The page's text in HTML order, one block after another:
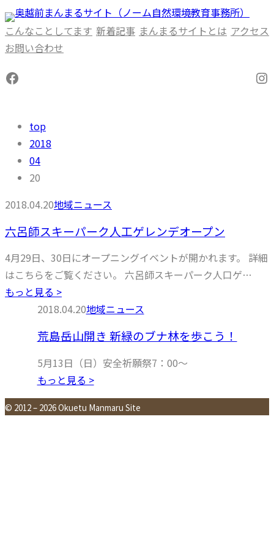
内
容
を
キ
こんなことしてます 新着記事 まんまるサイトとは アクセス
お問い合わせ
Facebook
top
2018
04
20
2018.04.20地域ニュース
六呂師スキーパーク人工ゲレンデオープン
4月29日、30日にオープニングイベントが開かれます。 詳細
はこちらをご覧ください。 六呂師スキーパーク人口ゲ…
もっと見る >
2018.04.20地域ニュース
荒島岳山開き 新緑のブナ林を歩こう！
5月13日（日）安全祈願祭7：00～
もっと見る >
© 2012 – 2026 Okuetu Manmaru Site